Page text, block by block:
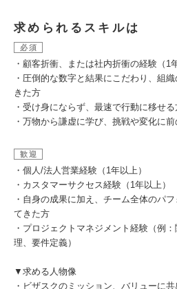
求められるスキルは
必須
・顧客折衝、または社内折衝の経験（1
・圧倒的な数字と結果にこだわり、組
きた方
・受け身にならず、最速で行動に移せる
・万物から謙虚に学び、挑戦や変化に
歓迎
・個人/法人営業経験（1年以上）
・カスタマーサクセス経験（1年以上）
・自身の成果に加え、チーム全体のパ
てきた方
・プロジェクトマネジメント経験（例
理、要件定義）
▼求める人物像
・ビザスクのミッション、バリューに